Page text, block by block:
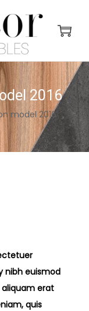
2016
model 2016
nibh euismod
erat
quis